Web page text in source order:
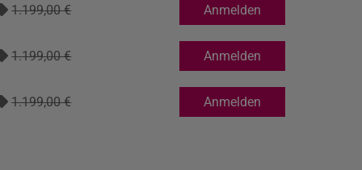
1.199,00 € Anmelden
1.199,00 € Anmelden
1.199,00 € Anmelden